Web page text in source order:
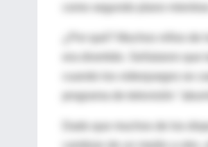
como segundo plano
¿Por qué? Muchos niños
cuando los videojuegos se
programa de televisión